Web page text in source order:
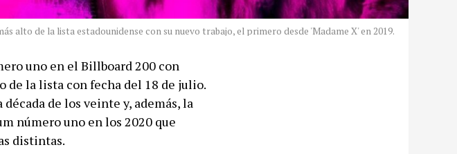
alto de la lista estadounidense con su nuevo trabajo, el primero desde 'Madame X' en 2019.
uno en el Billboard 200 con
de la lista con fecha del 18 de julio.
de los veinte y, además, la
número uno en los 2020 que
distintas.